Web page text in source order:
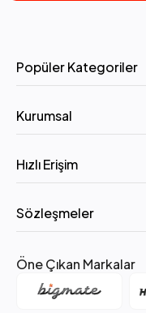
Popüler Kategoriler
Kurumsal
Hızlı Erişim
Sözleşmeler
Öne Çıkan Markalar